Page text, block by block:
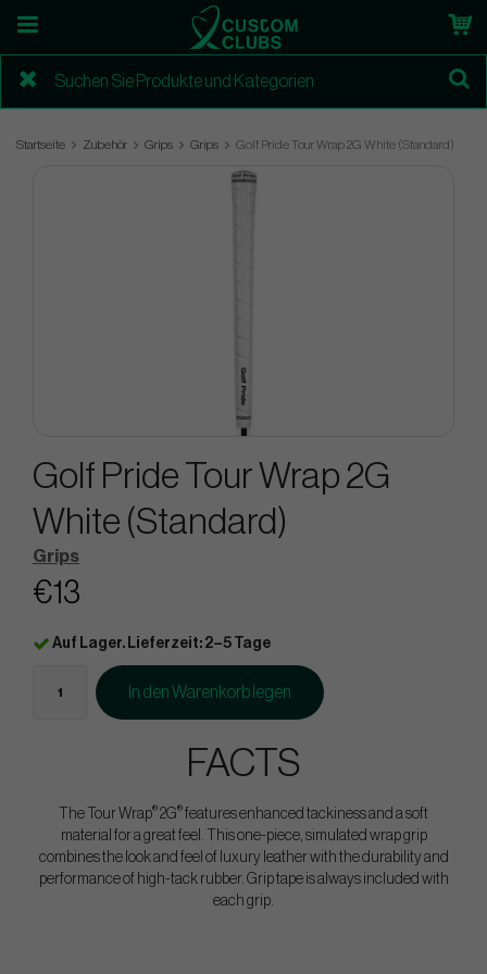
Startseite Zubehör Grips Grips Golf Pride Tour Wrap 2G White (Standard)
Golf Pride Tour Wrap 2G
White (Standard)
Grips
€13
Auf Lager. Lieferzeit: 2–5 Tage
In den Warenkorb legen
FACTS
The Tour Wrap®2G®features enhanced tackiness and a soft
material for a great feel. This one-piece, simulated wrap grip
combines the look and feel of luxury leather with the durability and
performance of high-tack rubber. Grip tape is always included with
each grip.